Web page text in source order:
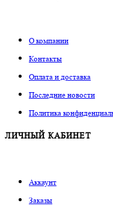
О компании
Контакты
Оплата и доставка
Последние новости
Политика
ЛИЧНЫЙ КАБИНЕТ
Аккаунт
Заказы